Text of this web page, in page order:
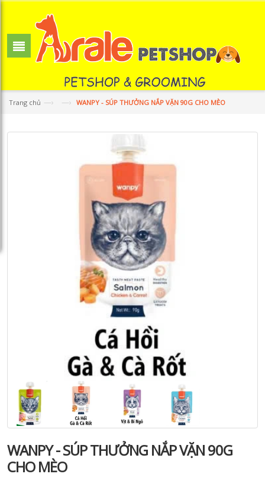
Trang chủ —› —› WANPY - SÚP THƯỞNG NẮP VẶN 90G CHO MÈO
WANPY - SÚP THƯỞNG NẮP VẶN 90G
CHO MÈO